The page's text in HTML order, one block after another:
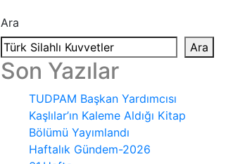
Ara
Ara
Son Yazılar
TUDPAM Başkan Yardımcısı
Kaşlılar’ın Kaleme Aldığı Kitap
Bölümü Yayımlandı
Haftalık Gündem-2026